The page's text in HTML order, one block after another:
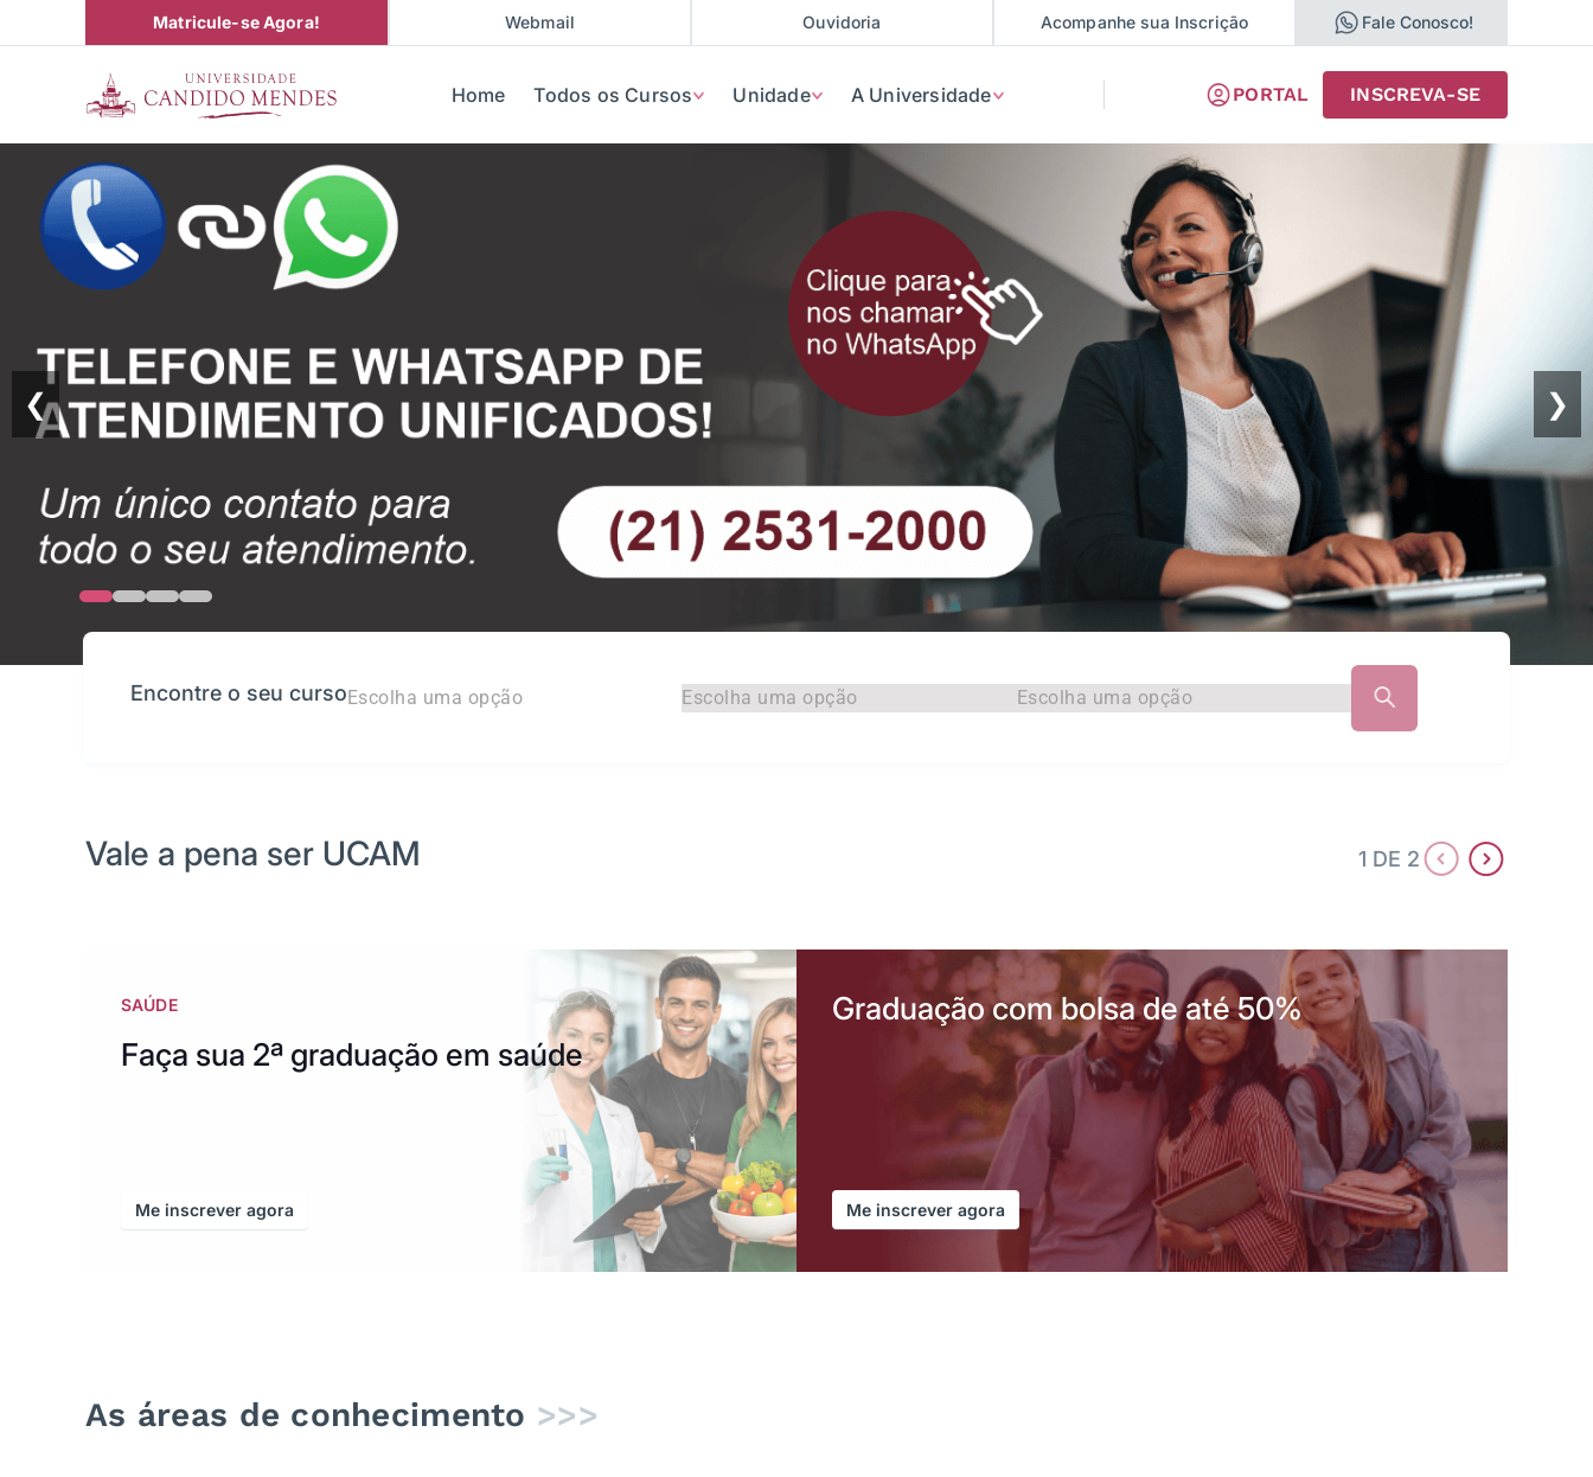
Matricule-se Agora! Webmail Ouvidoria Acompanhe sua Inscrição Fale Conosco!
Home Todos os Cursos Unidade A Universidade PORTAL INSCREVA-SE
❮ ❯
Encontre o seu cursoEscolha uma opção Escolha uma opção Escolha uma opção
Vale a pena ser UCAM 1 DE 2
SAÚDE
Faça sua 2ª graduação em saúde
Me inscrever agora
Graduação com bolsa de até 50%
Me inscrever agora
As áreas de conhecimento >>>